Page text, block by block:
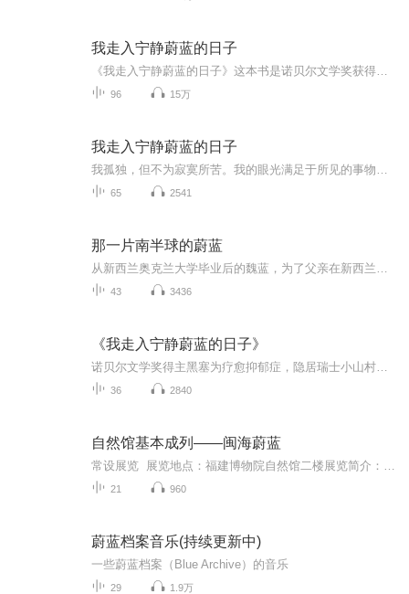
我走入宁静蔚蓝的日子
96 15万
我走入宁静蔚蓝的日子
65 2541
那一片南半球的蔚蓝
43 3436
《我走入宁静蔚蓝的日子》
36 2840
自然馆基本成列——闽海蔚蓝
21 960
蔚蓝档案音乐(持续更新中)
一些蔚蓝档案（Blue Archive）的音乐
29 1.9万